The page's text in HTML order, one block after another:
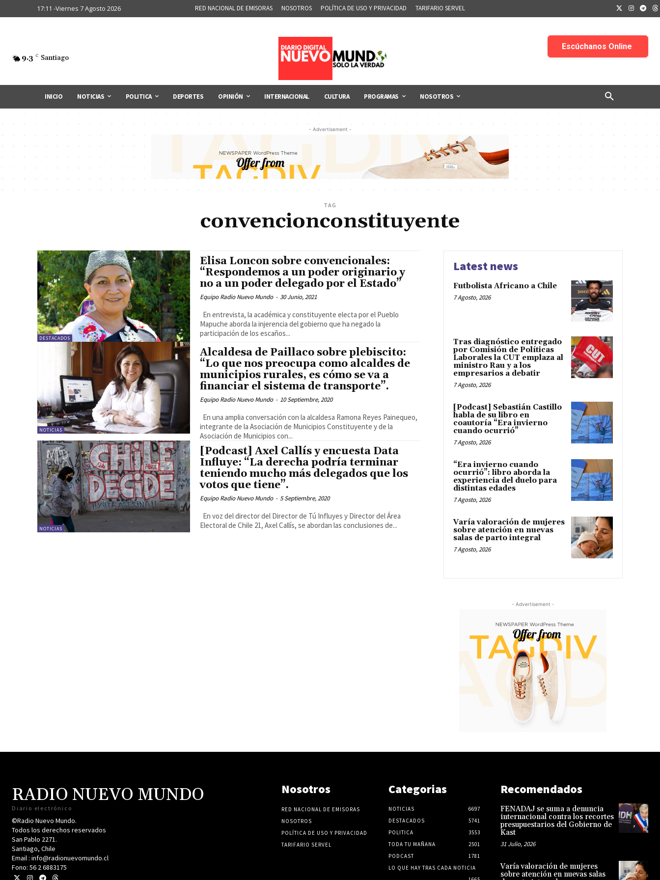
17:11 -Viernes 7 Agosto 2026 RED NACIONAL DE EMISORAS NOSOTROS POLÍTICA DE USO Y PRIVACIDAD TARIFARIO SERVEL
9.3 C Santiago
INICIO NOTICIAS POLITICA DEPORTES OPINIÓN INTERNACIONAL CULTURA PROGRAMAS NOSOTROS
- Advertisement -
TAG
convencionconstituyente
DESTACADOS
Elisa Loncon sobre convencionales:
“Respondemos a un poder originario y
no a un poder delegado por el Estado”
Equipo Radio Nuevo Mundo - 30 Junio, 2021
En entrevista, la académica y constituyente electa por el Pueblo
Mapuche aborda la injerencia del gobierno que ha negado la
participación de los escaños...
NOTICIAS
Alcaldesa de Paillaco sobre plebiscito:
“Lo que nos preocupa como alcaldes de
municipios rurales, es cómo se va a
financiar el sistema de transporte”.
Equipo Radio Nuevo Mundo - 10 Septiembre, 2020
En una amplia conversación con la alcaldesa Ramona Reyes Painequeo,
integrante de la Asociación de Municipios Constituyente y de la
Asociación de Municipios con...
NOTICIAS
[Podcast] Axel Callís y encuesta Data
Influye: “La derecha podría terminar
teniendo mucho más delegados que los
votos que tiene”.
Equipo Radio Nuevo Mundo - 5 Septiembre, 2020
En voz del director del Director de Tú Influyes y Director del Área
Electoral de Chile 21, Axel Callís, se abordan las conclusiones de...
Latest news
Futbolista Africano a Chile
7 Agosto, 2026
Tras diagnóstico entregado
por Comisión de Políticas
Laborales la CUT emplaza al
ministro Rau y a los
empresarios a debatir
7 Agosto, 2026
[Podcast] Sebastián Castillo
habla de su libro en
coautoría “Era invierno
cuando ocurrió”
7 Agosto, 2026
“Era invierno cuando
ocurrió”: libro aborda la
experiencia del duelo para
distintas edades
7 Agosto, 2026
Varía valoración de mujeres
sobre atención en nuevas
salas de parto integral
7 Agosto, 2026
- Advertisement -
RADIO NUEVO MUNDO
Diario electrónico
©Radio Nuevo Mundo.
Todos los derechos reservados
San Pablo 2271.
Santiago, Chile
Email : info@radionuevomundo.cl
Fono: 56 2 6883175
Nosotros
RED NACIONAL DE EMISORAS
NOSOTROS
POLÍTICA DE USO Y PRIVACIDAD
TARIFARIO SERVEL
Categorias
NOTICIAS
6697
DESTACADOS
5741
POLITICA
3553
TODA TU MAÑANA
2501
PODCAST
1781
LO QUE HAY TRAS CADA NOTICIA
Recomendados
FENADAJ se suma a denuncia
internacional contra los recortes
presupuestarios del Gobierno de
Kast
31 Julio, 2026
Varía valoración de mujeres
sobre atención en nuevas salas